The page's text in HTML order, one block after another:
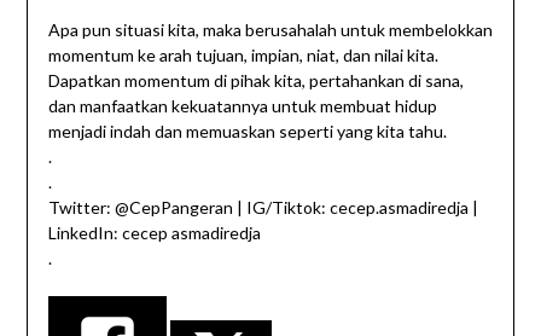
Apa pun situasi kita, maka berusahalah untuk membelokkan
momentum ke arah tujuan, impian, niat, dan nilai kita.
Dapatkan momentum di pihak kita, pertahankan di sana,
dan manfaatkan kekuatannya untuk membuat hidup
menjadi indah dan memuaskan seperti yang kita tahu.
.
.
Twitter: @CepPangeran | IG/Tiktok: cecep.asmadiredja |
LinkedIn: cecep asmadiredja
.